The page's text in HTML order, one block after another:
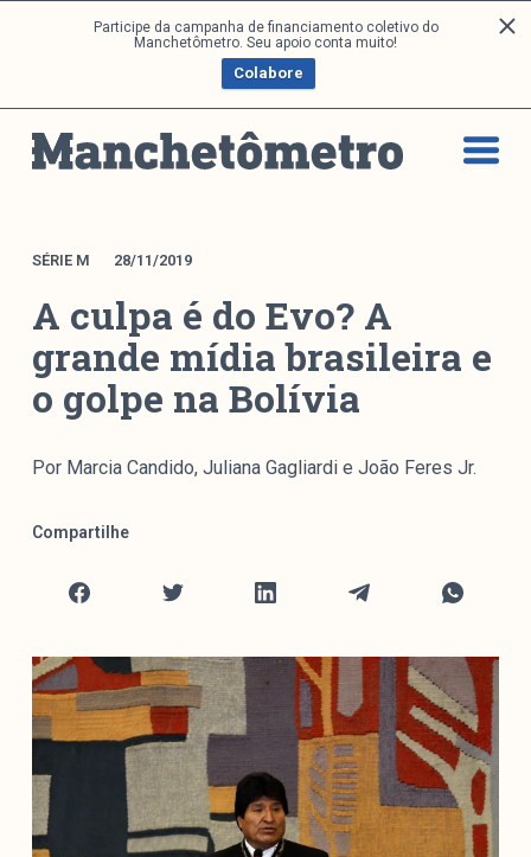
Participe da campanha de financiamento coletivo do
Manchetômetro. Seu apoio conta muito!
Colabore
a
p
d
Análises
DONI
Boletim M
M Facebook
M Instagram
Livros
Arquivos
Mediómetro
Política Externa Brasileira
Institucional
Nossa História
Missão
SÉRIE M 28/11/2019
A culpa é do Evo? A
grande mídia brasileira e
o golpe na Bolívia
Por Marcia Candido, Juliana Gagliardi e João Feres Jr.
Compartilhe